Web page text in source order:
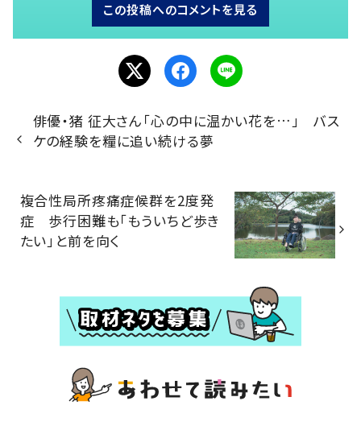
この投稿へのコメントを見る
俳優・猪 征大さん「心の中に温かい花を…」 バス
ケの経験を糧に追い続ける夢
複合性局所疼痛症候群を2度発
症 歩行困難も「もういちど歩き
たい」と前を向く